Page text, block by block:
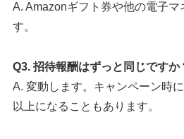
A. Amazonギフト券や他の電子マ
す。
Q3. 招待報酬はずっと同じですか
A. 変動します。キャンペーン時
以上になることもあります。